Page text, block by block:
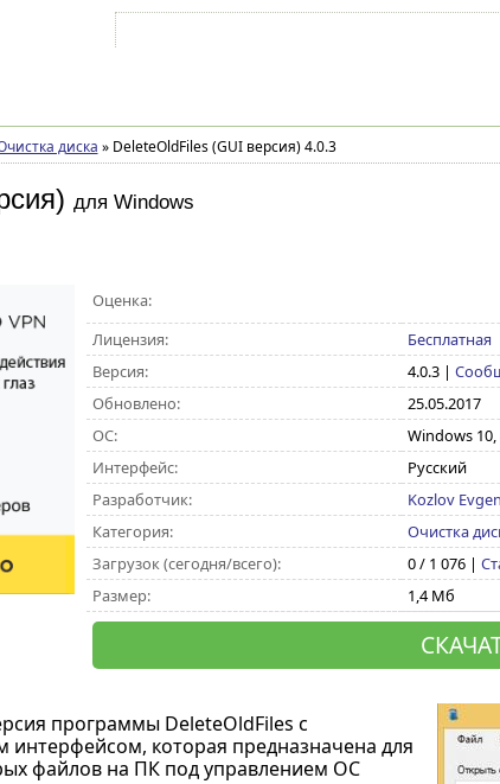
диска »DeleteOldFiles (GUI версия) 4.0.3
для Windows
Оценка:
Лицензия:
Бесплатная
Версия:
4.0.3|
Обновлено:
25.05.2017
ОС:
Windows 10,
Интерфейс:
Русский
Разработчик:
Kozlov
Категория:
Очистка
Загрузок (сегодня/всего):
0 / 1 076 |
Размер:
1,4 Мб
программы DeleteOldFiles c
интерфейсом, которая предназначена для
файлов на ПК под управлением ОС